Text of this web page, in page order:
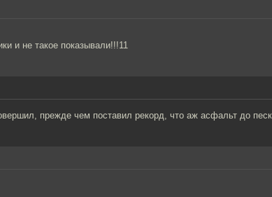
и не такое показывали!!!11
прежде чем поставил рекорд, что аж асфальт до